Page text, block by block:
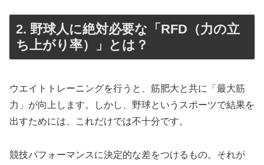
2. 野球人に絶対必要な「RFD（力の立
ち上がり率）」とは？
ウエイトトレーニングを行うと、筋肥大と共に「最大筋
力」が向上します。しかし、野球というスポーツで結果を
出すためには、これだけでは不十分です。
競技パフォーマンスに決定的な差をつけるもの。それが